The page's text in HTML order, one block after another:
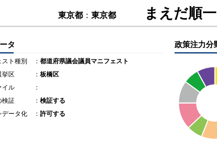
東京都： 東京都 まえだ順
タ
ト種別 ： 都道府県議会議員マニフェスト
挙区
： 板橋区
イル
：
検証
： 検証する
データ化
： 許可する
政策注力分